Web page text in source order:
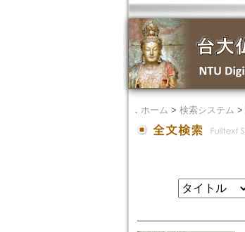
． ホーム > 検索システム >